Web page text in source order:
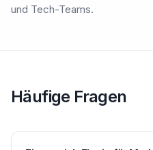
und Tech-Teams.
Häufige Fragen